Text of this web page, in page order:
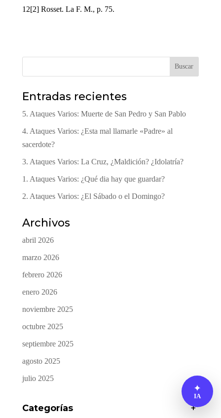
12[2] Rosset. La F. M., p. 75.
Buscar
Entradas recientes
5. Ataques Varios: Muerte de San Pedro y San Pablo
4. Ataques Varios: ¿Esta mal llamarle «Padre» al
sacerdote?
3. Ataques Varios: La Cruz, ¿Maldición? ¿Idolatría?
1. Ataques Varios: ¿Qué dia hay que guardar?
2. Ataques Varios: ¿El Sábado o el Domingo?
Archivos
abril 2026
marzo 2026
febrero 2026
enero 2026
noviembre 2025
octubre 2025
septiembre 2025
agosto 2025
julio 2025
Categorías +
✦
IA